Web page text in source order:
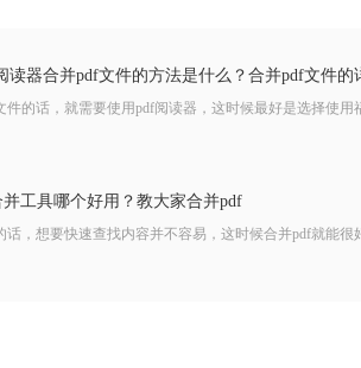
读器合并pdf文件的方法是什么？合并pdf文件的
件的话，就需要使用pdf阅读器，这时候最好是选择使
并工具哪个好用？教大家合并pdf
话，想要快速查找内容并不容易，这时候合并pdf就能